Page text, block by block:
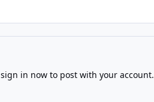
sign in nowto post with your account.